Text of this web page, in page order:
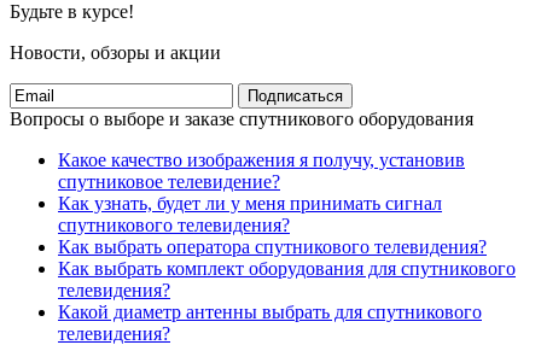
Будьте в курсе!
Новости, обзоры и акции
Подписаться
Вопросы о выборе и заказе спутникового оборудования
Какое качество изображения я получу, установив
спутниковое телевидение?
Как узнать, будет ли у меня принимать сигнал
спутникового телевидения?
Как выбрать оператора спутникового телевидения?
Как выбрать комплект оборудования для спутникового
телевидения?
Какой диаметр антенны выбрать для спутникового
телевидения?